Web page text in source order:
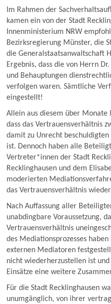
Im Rahmen der
kamen ein von der Stadt
Innenministerium NRW
Bezirksregierung Münster, die
die Generalstaatsanwaltschaft
Ergebnis, dass die von Herrn
und Behauptungen
verfolgen waren. Sämtliche
eingestellt!
Allein aus diesem über Monate
dass das Vertrauensverhältnis
damit zu Unrecht
ist. Dennoch haben alle
Vertreter*innen der Stadt
Recklinghausen und dem
moderierten
das Vertrauensverhältnis
Nach Auffassung aller
unabdingbare Voraussetzung,
Vertrauensverhältnis
des Mediationsprozesses
externen Mediatoren
nicht wiederherzustellen ist
Einsätze eine weitere
Für die Stadt Recklinghausen
unumgänglich, von ihrer